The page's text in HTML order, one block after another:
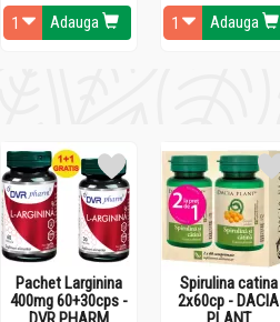
de disconfort faringian.
Adauga Adauga
Pachet Larginina
400mg 60+30cps -
Spirulina catina
2x60cp - DACIA